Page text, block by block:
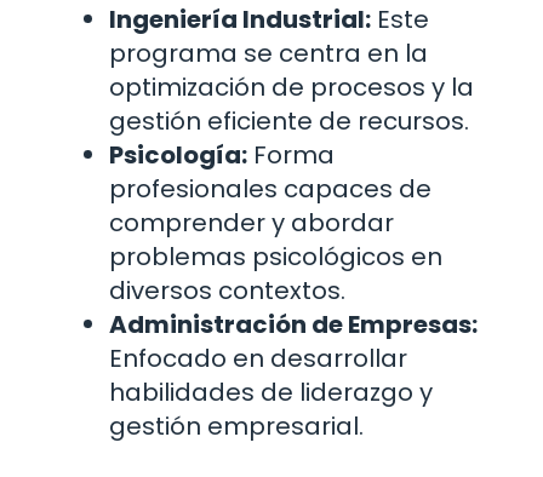
Ingeniería Industrial: Este
programa se centra en la
optimización de procesos y la
gestión eficiente de recursos.
Psicología: Forma
profesionales capaces de
comprender y abordar
problemas psicológicos en
diversos contextos.
Administración de Empresas:
Enfocado en desarrollar
habilidades de liderazgo y
gestión empresarial.